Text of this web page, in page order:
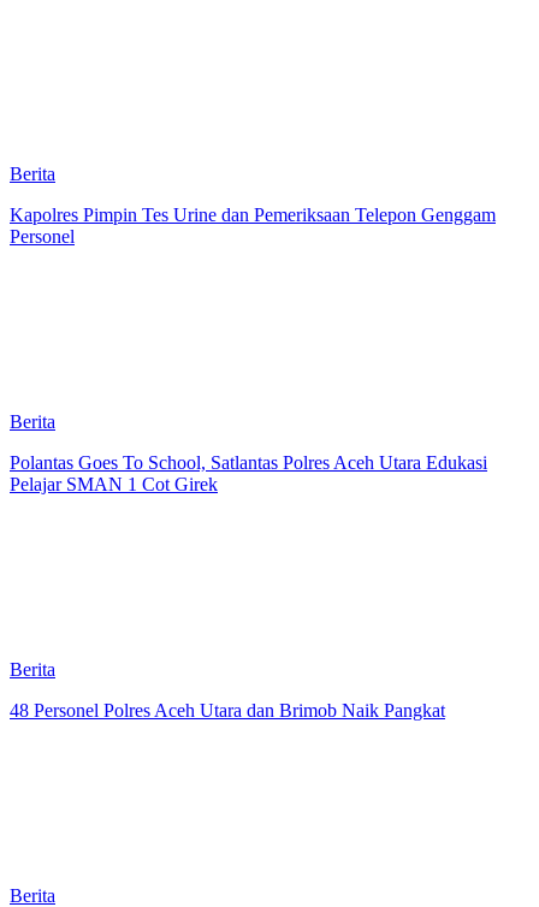
Berita
Kapolres Pimpin Tes Urine dan Pemeriksaan Telepon Genggam
Personel
Berita
Polantas Goes To School, Satlantas Polres Aceh Utara Edukasi
Pelajar SMAN 1 Cot Girek
Berita
48 Personel Polres Aceh Utara dan Brimob Naik Pangkat
Berita